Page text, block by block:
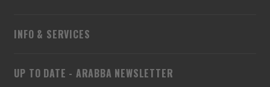
UP TO DATE - ARABBA NEWSLETTER
INFO & SERVICES